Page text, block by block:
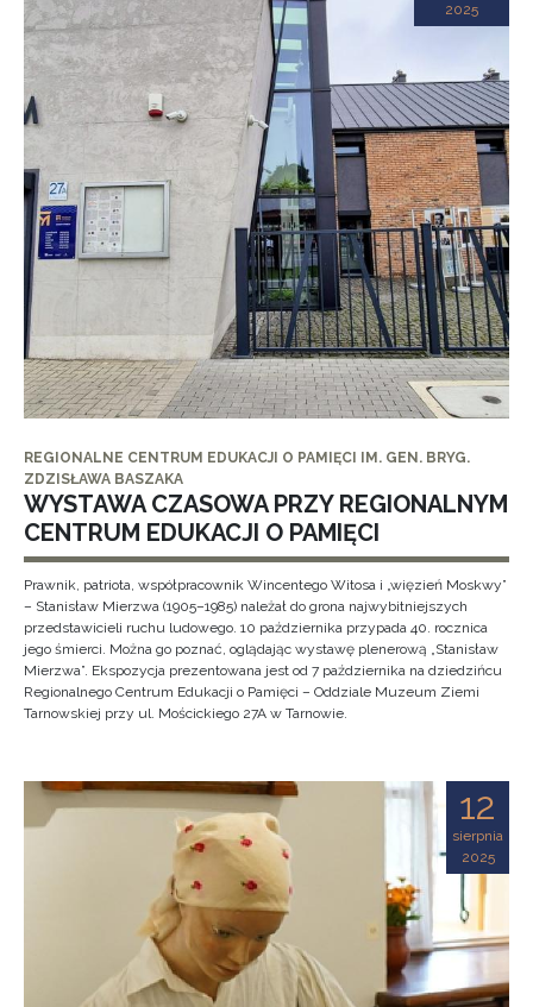
2025
REGIONALNE CENTRUM EDUKACJI O PAMIĘCI IM. GEN. BRYG.
ZDZISŁAWA BASZAKA
WYSTAWA CZASOWA PRZY REGIONALNYM
CENTRUM EDUKACJI O PAMIĘCI
Prawnik, patriota, współpracownik Wincentego Witosa i „więzień Moskwy”
– Stanisław Mierzwa (1905–1985) należał do grona najwybitniejszych
przedstawicieli ruchu ludowego. 10 października przypada 40. rocznica
jego śmierci. Można go poznać, oglądając wystawę plenerową „Stanisław
Mierzwa”. Ekspozycja prezentowana jest od 7 października na dziedzińcu
Regionalnego Centrum Edukacji o Pamięci – Oddziale Muzeum Ziemi
Tarnowskiej przy ul. Mościckiego 27A w Tarnowie.
12
sierpnia
2025